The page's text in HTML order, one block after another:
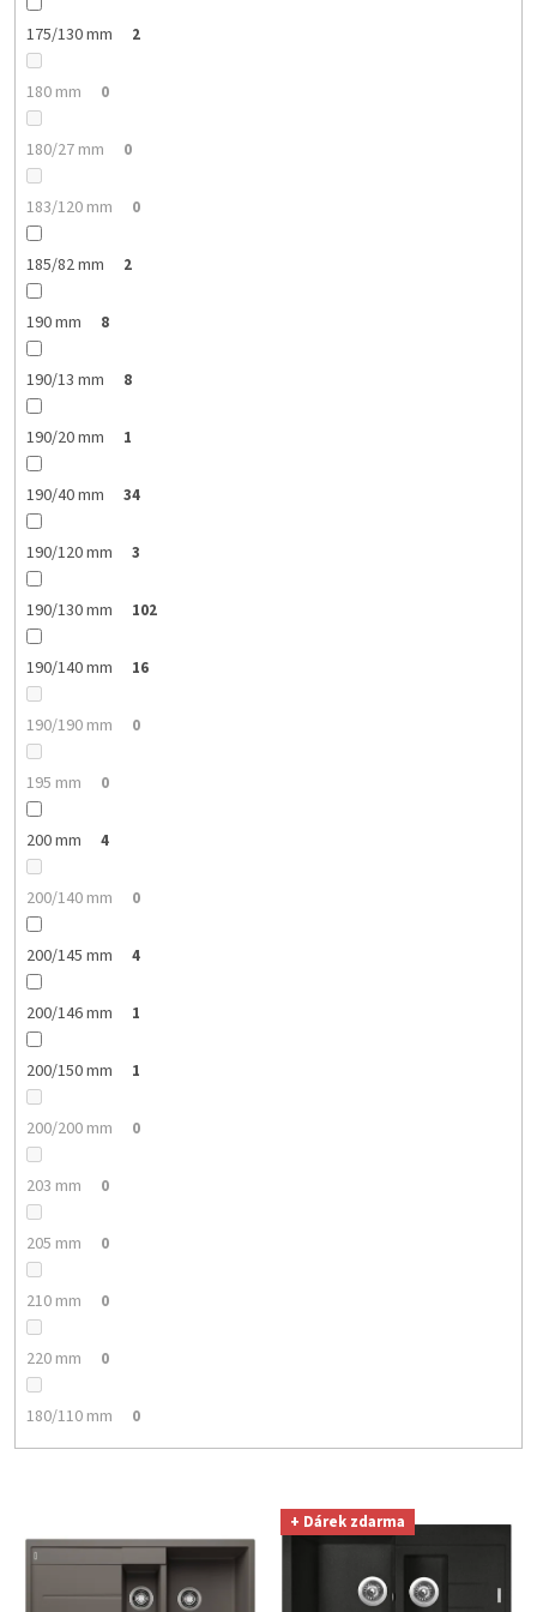
175/130 mm 2
180 mm 0
180/27 mm 0
183/120 mm 0
185/82 mm 2
190 mm 8
190/13 mm 8
190/20 mm 1
190/40 mm 34
190/120 mm 3
190/130 mm 102
190/140 mm 16
190/190 mm 0
195 mm 0
200 mm 4
200/140 mm 0
200/145 mm 4
200/146 mm 1
200/150 mm 1
200/200 mm 0
203 mm 0
205 mm 0
210 mm 0
220 mm 0
180/110 mm 0
+ Dárek zdarma